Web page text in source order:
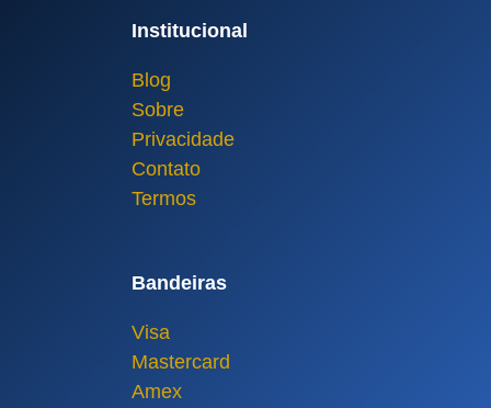
Institucional
Blog
Sobre
Privacidade
Contato
Termos
Bandeiras
Visa
Mastercard
Amex